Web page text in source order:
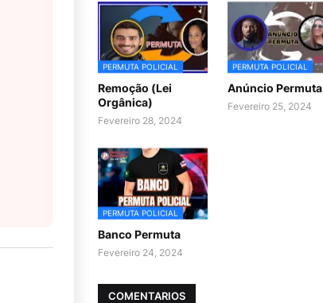
PERMUTA POLICIAL
Remoção (Lei
Orgânica)
Fevereiro 28, 2024
PERMUTA POLICIAL
Anúncio Permuta
Fevereiro 25, 2024
PERMUTA POLICIAL
Banco Permuta
Fevereiro 24, 2024
COMENTARIOS